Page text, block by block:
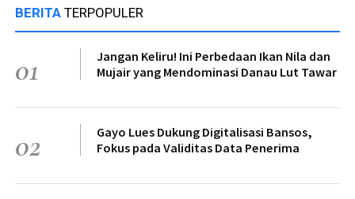
BERITA TERPOPULER
01
Jangan Keliru! Ini Perbedaan Ikan Nila dan
Mujair yang Mendominasi Danau Lut Tawar
02
Gayo Lues Dukung Digitalisasi Bansos,
Fokus pada Validitas Data Penerima